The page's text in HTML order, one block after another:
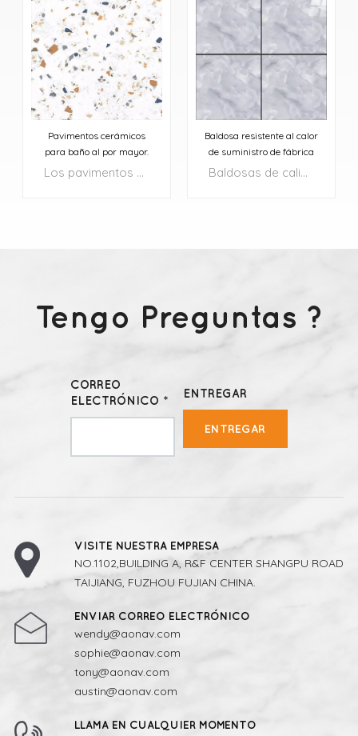
Pavimentos cerámicos
para baño al por mayor.
Los pavimentos cerámicos con su cautivador diseño de terrazo aportan un toque de lujo a cualquier interior.
Baldosa resistente al calor
de suministro de fábrica
600x600
Baldosas de calidad asequibles: baldosas de 600x600 mm a un precio razonable en Malasia
Tengo Preguntas ?
CORREO
ELECTRÓNICO *
ENTREGAR
ENTREGAR
VISITE NUESTRA EMPRESA
NO.1102,BUILDING A, R&F CENTER SHANGPU ROAD
TAIJIANG, FUZHOU FUJIAN CHINA.
ENVIAR CORREO ELECTRÓNICO
wendy@aonav.com
sophie@aonav.com
tony@aonav.com
austin@aonav.com
LLAMA EN CUALQUIER MOMENTO